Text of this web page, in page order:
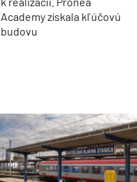
Academy získala kľúčovú
budovu